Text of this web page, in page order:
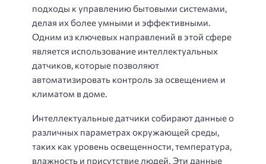
подходы к управлению бытовыми системами,
делая их более умными и эффективными.
Одним из ключевых направлений в этой сфере
является использование интеллектуальных
датчиков, которые позволяют
автоматизировать контроль за освещением и
климатом в доме.
Интеллектуальные датчики собирают данные о
различных параметрах окружающей среды,
таких как уровень освещенности, температура,
влажность и присутствие людей. Эти данные